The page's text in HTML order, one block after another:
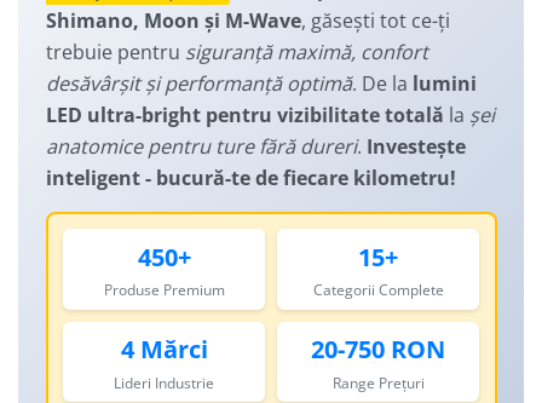
Lumini Spate
Cosuri pentru Biciclete
Ghidoline
Huse Șa
Mansoane
Pedale
Accesorii Pedale
Borsete si Genti
Protectii Cadru
Lanturi
ZA Missinglink
Solutii Tubeless
Spacere/Axe Butuci/Rulmenti
Cabluri
Camere de bicicleta
Accesorii Camere
Capete Cablu si Manta
Accesorii Frane Hidraulice
Manusi
Ochelari
Shimano, Moon și M-Wave, găsești tot ce-ți
trebuie pentru siguranță maximă, confort
desăvârșit și performanță optimă. De la lumini
LED ultra-bright pentru vizibilitate totală la șei
anatomice pentru ture fără dureri. Investește
inteligent - bucură-te de fiecare kilometru!
450+
Produse Premium
15+
Categorii Complete
4 Mărci
Lideri Industrie
20-750 RON
Range Prețuri